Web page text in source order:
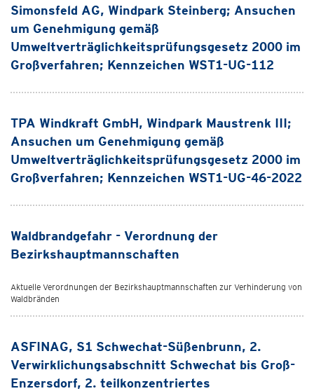
Simonsfeld AG, Windpark Steinberg; Ansuchen
um Genehmigung gemäß
Umweltverträglichkeitsprüfungsgesetz 2000 im
Großverfahren; Kennzeichen WST1-UG-112
TPA Windkraft GmbH, Windpark Maustrenk III;
Ansuchen um Genehmigung gemäß
Umweltverträglichkeitsprüfungsgesetz 2000 im
Großverfahren; Kennzeichen WST1-UG-46-2022
Waldbrandgefahr - Verordnung der
Bezirkshauptmannschaften
Aktuelle Verordnungen der Bezirkshauptmannschaften zur Verhinderung von
Waldbränden
ASFINAG, S1 Schwechat-Süßenbrunn, 2.
Verwirklichungsabschnitt Schwechat bis Groß-
Enzersdorf, 2. teilkonzentriertes